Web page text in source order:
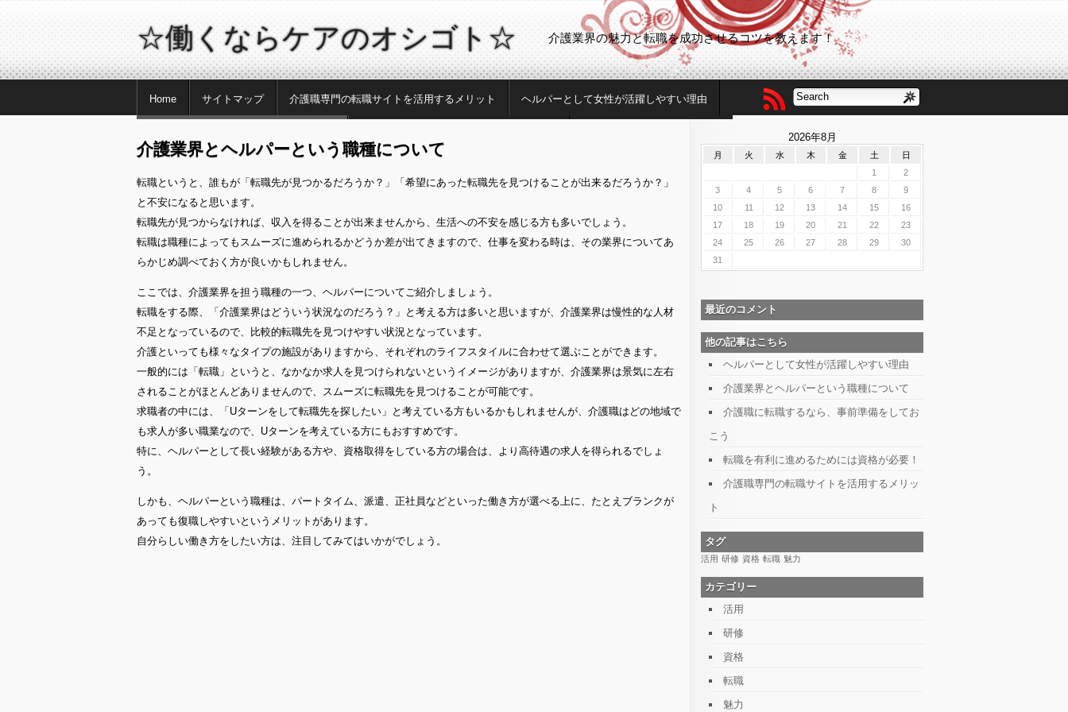
☆働くならケアのオシゴト☆ 介護業界の魅力と転職を成功させるコツを教えます！
Home サイトマップ 介護職専門の転職サイトを活用するメリット ヘルパーとして女性が活躍しやすい理由
介護業界とヘルパーという職種について
転職というと、誰もが「転職先が見つかるだろうか？」「希望にあった転職先を見つけることが出来るだろうか？」
と不安になると思います。
転職先が見つからなければ、収入を得ることが出来ませんから、生活への不安を感じる方も多いでしょう。
転職は職種によってもスムーズに進められるかどうか差が出てきますので、仕事を変わる時は、その業界についてあ
らかじめ調べておく方が良いかもしれません。
ここでは、介護業界を担う職種の一つ、ヘルパーについてご紹介しましょう。
転職をする際、「介護業界はどういう状況なのだろう？」と考える方は多いと思いますが、介護業界は慢性的な人材
不足となっているので、比較的転職先を見つけやすい状況となっています。
介護といっても様々なタイプの施設がありますから、それぞれのライフスタイルに合わせて選ぶことができます。
一般的には「転職」というと、なかなか求人を見つけられないというイメージがありますが、介護業界は景気に左右
されることがほとんどありませんので、スムーズに転職先を見つけることが可能です。
求職者の中には、「Uターンをして転職先を探したい」と考えている方もいるかもしれませんが、介護職はどの地域で
も求人が多い職業なので、Uターンを考えている方にもおすすめです。
特に、ヘルパーとして長い経験がある方や、資格取得をしている方の場合は、より高待遇の求人を得られるでしょ
う。
しかも、ヘルパーという職種は、パートタイム、派遣、正社員などといった働き方が選べる上に、たとえブランクが
あっても復職しやすいというメリットがあります。
自分らしい働き方をしたい方は、注目してみてはいかがでしょう。
2026年8月
月 火 水 木 金 土
日
1
2
3
4 5 6 7 8
9
10
11 12 13 14 15
16
17
18 19 20 21 22
23
24
25 26 27 28 29
30
31
最近のコメント
他の記事はこちら
ヘルパーとして女性が活躍しやすい理由
介護業界とヘルパーという職種について
介護職に転職するなら、事前準備をしてお
こう
転職を有利に進めるためには資格が必要！
介護職専門の転職サイトを活用するメリッ
ト
タグ
活用 研修 資格 転職 魅力
カテゴリー
活用
研修
資格
転職
魅力